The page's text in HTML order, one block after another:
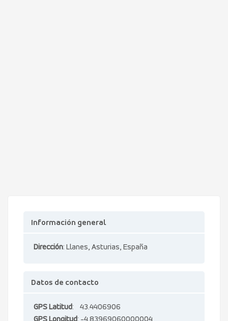
Información general
Dirección: Llanes, Asturias, España
Datos de contacto
GPS Latitud: 43.4406906